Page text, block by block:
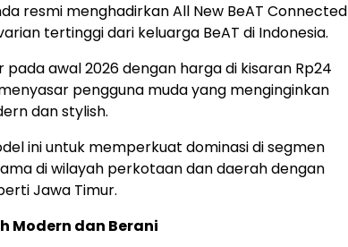
resmi menghadirkan All New BeAT Connected
tertinggi dari keluarga BeAT di Indonesia.
pada awal 2026 dengan harga di kisaran Rp24
pengguna muda yang menginginkan
dan stylish.
ini untuk memperkuat dominasi di segmen
di wilayah perkotaan dan daerah dengan
Jawa Timur.
Modern dan Berani